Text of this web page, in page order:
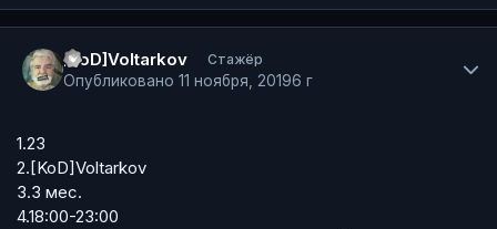
[KoD]Voltarkov Стажёр
Опубликовано 11 ноября, 20196 г
1.23
2.[KoD]Voltarkov
3.3 мес.
4.18:00-23:00